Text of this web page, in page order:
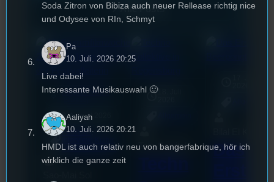
Alle Posts
mic Stilgars Sietch
3. August 2026
Festivals ,
Veranstaltungen
18. Juli
Tom Sawitzki
Das
Soda Zitron von Bibiza auch neuer Rellease richtig nice
und Odysee von RIn, Schmyt
Pa
10. Juli. 2026 20:25
Live dabei!
Interessante Musikauswahl 🙂
Aaliyah
10. Juli. 2026 20:21
HMDL ist auch relativ neu von bangerfabrique, hör ich
wirklich die ganze zeit